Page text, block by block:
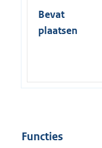
Bevat
plaatsen
Functies